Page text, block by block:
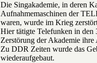
Die Singakademie, in deren
Aufnahmemaschinen der
waren, wurde im Krieg
Hier tätigte Telefunken in den
Zerstörung der Akademie ihre
Zu DDR Zeiten wurde das
wiederaufgebaut.